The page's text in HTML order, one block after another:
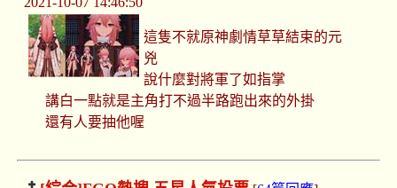
這隻不就原神劇情草草結束的元
兇
說什麼對將軍了如指掌
講白一點就是主角打不過半路跑出來的外掛
還有人要抽他喔